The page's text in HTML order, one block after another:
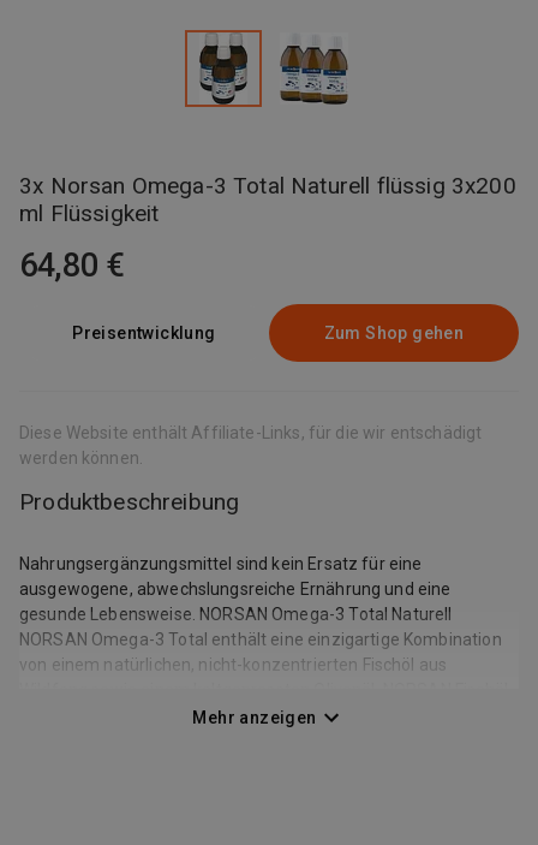
3x Norsan Omega-3 Total Naturell flüssig 3x200
ml Flüssigkeit
64,80 €
Preisentwicklung Zum Shop gehen
Diese Website enthält Affiliate-Links, für die wir entschädigt
werden können.
Produktbeschreibung
Nahrungsergänzungsmittel sind kein Ersatz für eine
ausgewogene, abwechslungsreiche Ernährung und eine
gesunde Lebensweise. NORSAN Omega-3 Total Naturell
NORSAN Omega-3 Total enthält eine einzigartige Kombination
von einem natürlichen, nicht-konzentrierten Fischöl aus
wird in Norwegen produziert. Die empfohlene Tagesdosis von 8
Mehr anzeigen